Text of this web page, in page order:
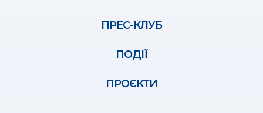
ПРЕС-КЛУБ
ПОДІЇ
ПРОЄКТИ